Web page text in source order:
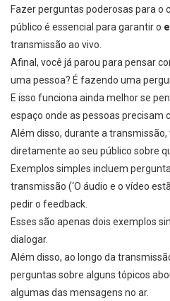
Fazer perguntas poderosas para o
público é essencial para garantir o
transmissão ao vivo.
Afinal, você já parou para pensar
uma pessoa? É fazendo uma
E isso funciona ainda melhor se
espaço onde as pessoas precisam
Além disso, durante a
diretamente ao seu público sobre
Exemplos simples incluem
transmissão (‘O áudio e o vídeo
pedir o feedback.
Esses são apenas dois exemplos
dialogar.
Além disso, ao longo da
perguntas sobre alguns tópicos
algumas das mensagens no ar.